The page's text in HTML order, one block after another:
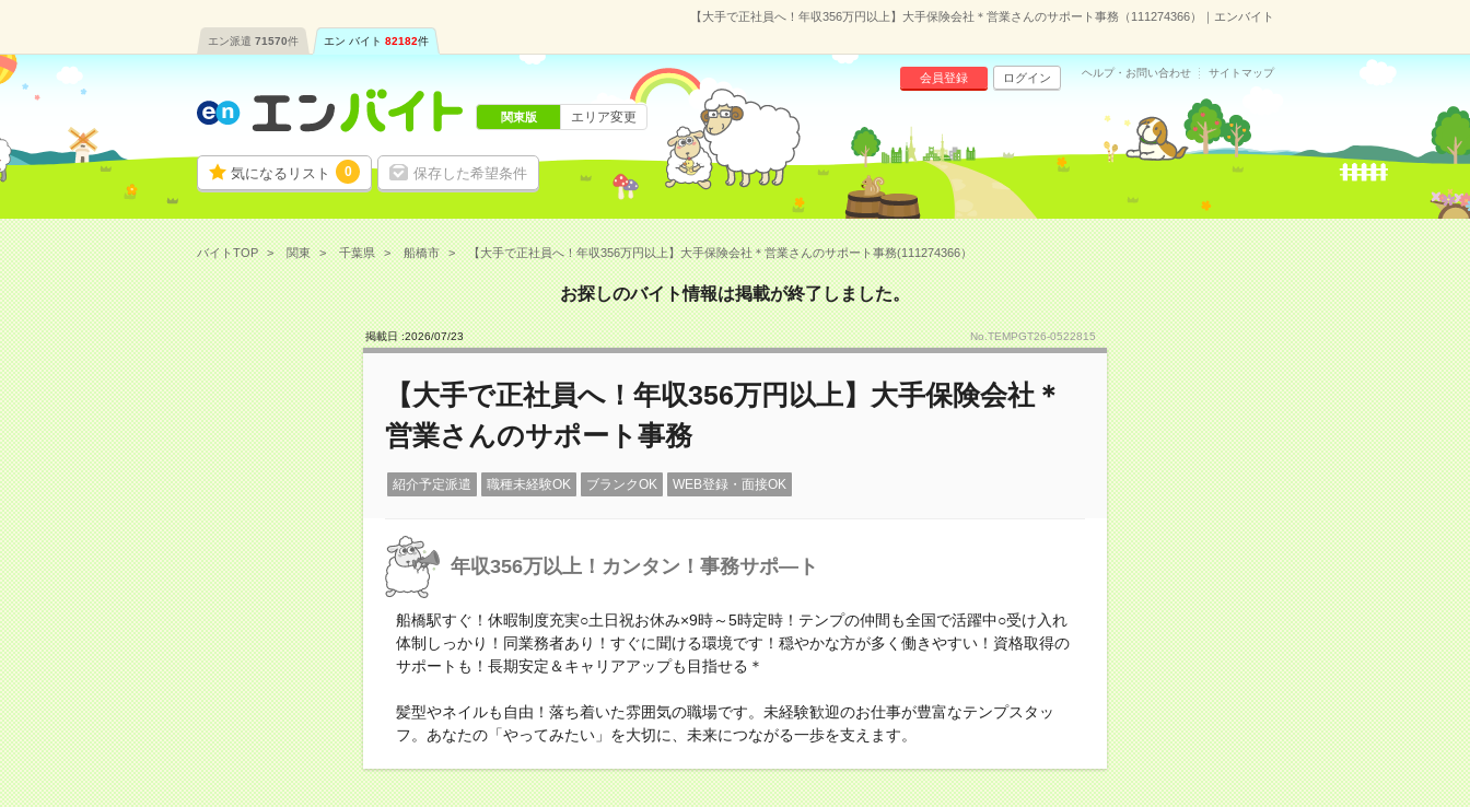
【大手で正社員へ！年収356万円以上】大手保険会社＊営業さんのサポート事務（111274366）｜エンバイト
エン派遣 71570件 エン バイト 82182件
気になるリスト 0 保存した希望条件
会員登録 ログイン ヘルプ・お問い合わせ サイトマップ
関東版 エリア変更
バイトTOP 関東 千葉県 船橋市 【大手で正社員へ！年収356万円以上】大手保険会社＊営業さんのサポート事務(111274366）
お探しのバイト情報は掲載が終了しました。
掲載日 :2026/07/23 No.TEMPGT26-0522815
【大手で正社員へ！年収356万円以上】大手保険会社＊
営業さんのサポート事務
紹介予定派遣 職種未経験OK ブランクOK WEB登録・面接OK
年収356万以上！カンタン！事務サポ―ト
船橋駅すぐ！休暇制度充実○土日祝お休み×9時～5時定時！テンプの仲間も全国で活躍中○受け入れ
体制しっかり！同業務者あり！すぐに聞ける環境です！穏やかな方が多く働きやすい！資格取得の
サポートも！長期安定＆キャリアアップも目指せる＊
髪型やネイルも自由！落ち着いた雰囲気の職場です。未経験歓迎のお仕事が豊富なテンプスタッ
フ。あなたの「やってみたい」を大切に、未来につながる一歩を支えます。